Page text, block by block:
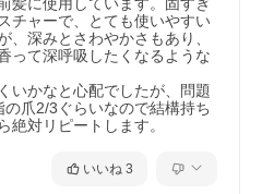
髪に使用しています。固すぎ
チャーで、とても使いやすい
、深みとさわやかさもあり、
って深呼吸したくなるような
いかなと心配でしたが、問題
爪2/3ぐらいなので結構持ち
絶対リピートします。
いいね 3